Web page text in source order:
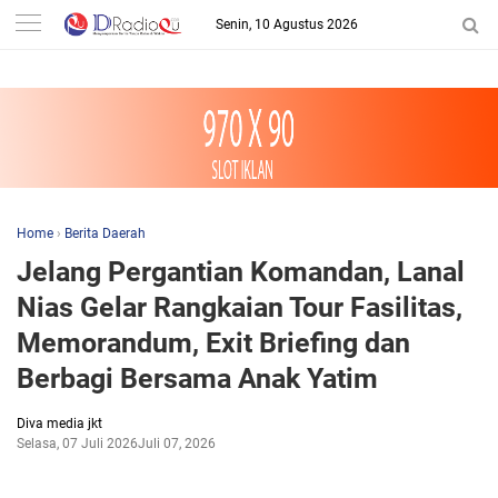
-->
Senin, 10 Agustus 2026
Home › Berita Daerah
Jelang Pergantian Komandan, Lanal
Nias Gelar Rangkaian Tour Fasilitas,
Memorandum, Exit Briefing dan
Berbagi Bersama Anak Yatim
Diva media jkt
Selasa, 07 Juli 2026Juli 07, 2026